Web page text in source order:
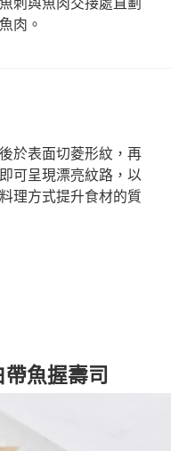
肉。
於表面切菱形紋，再
可呈現漂亮紋路，以
理方式提升食材的質
魚握壽司